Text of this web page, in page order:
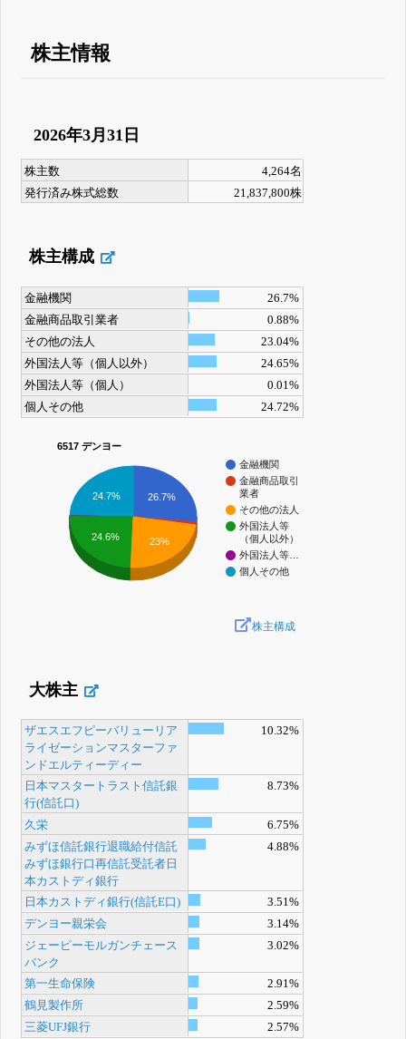
株主情報
2026年3月31日
株主数
4,264名
発行済み株式総数
21,837,800株
株主構成
金融機関
26.7%
金融商品取引業者
0.88%
その他の法人
23.04%
外国法人等（個人以外）
24.65%
外国法人等（個人）
0.01%
個人その他
24.72%
6517 デンヨー
金融機関
金融商品取引
業者
その他の法人
外国法人等
（個人以外）
外国法人等…
個人その他
26.7%
24.7%
24.6% 23%
株主構成
大株主
ザエスエフピーバリューリア
ライゼーションマスターファ
ンドエルティーディー
10.32%
日本マスタートラスト信託銀
行(信託口)
8.73%
久栄
6.75%
みずほ信託銀行退職給付信託
みずほ銀行口再信託受託者日
本カストディ銀行
4.88%
日本カストディ銀行(信託E口)
3.51%
デンヨー親栄会
3.14%
ジェーピーモルガンチェース
バンク
3.02%
第一生命保険
2.91%
鶴見製作所
2.59%
三菱UFJ銀行
2.57%